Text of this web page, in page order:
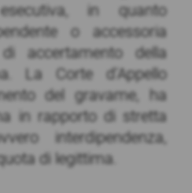
in quanto
o accessoria
accertamento della
La Corte d’Appello
del gravame, ha
in rapporto di stretta
interdipendenza,
di legittima.